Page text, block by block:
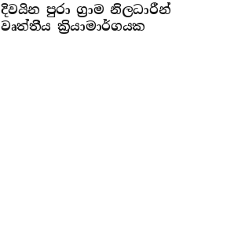
දිවයින පුරා ග්‍රාම නිලධාරීන්
වෘත්තීය ක්‍රියාමාර්ගයක